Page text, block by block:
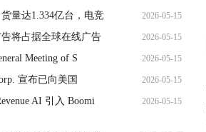
量达1.334亿台，电竞 2026-05-15
将占据全球在线广告 2026-05-15
Meeting of S 2026-05-15
宣布已向美国 2026-05-15
AI 引入 Boomi 2026-05-15